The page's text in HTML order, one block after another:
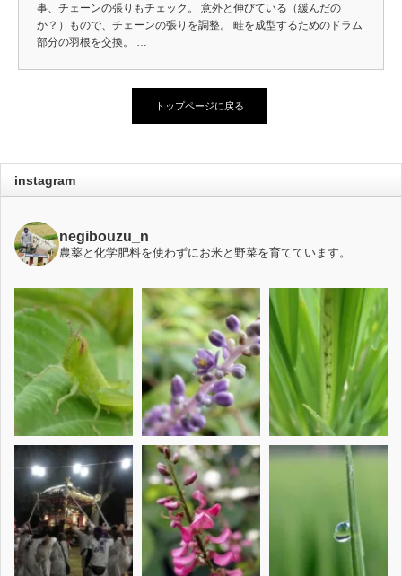
事、チェーンの張りもチェック。 意外と伸びている（緩んだの
か？）もので、チェーンの張りを調整。 畦を成型するためのドラム
部分の羽根を交換。 …
トップページに戻る
instagram
negibouzu_n
農薬と化学肥料を使わずにお米と野菜を育てています。